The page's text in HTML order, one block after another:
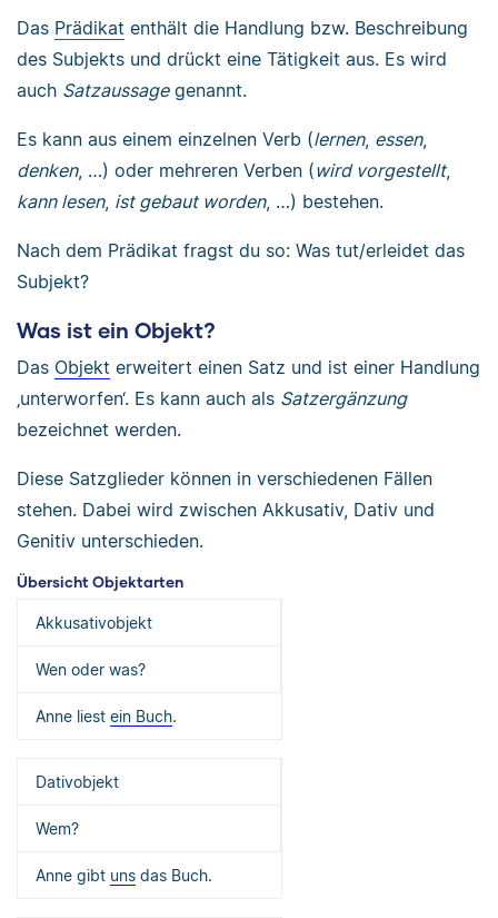
Das Prädikat enthält die Handlung bzw. Beschreibung
des Subjekts und drückt eine Tätigkeit aus. Es wird
auch Satzaussagegenannt.
Es kann aus einem einzelnen Verb (lernen, essen,
denken, …) oder mehreren Verben (wird vorgestellt,
kann lesen, ist gebaut worden, …) bestehen.
Nach dem Prädikat fragst du so: Was tut/erleidet das
Subjekt?
Was ist ein Objekt?
Das Objekt erweitert einen Satz und ist einer Handlung
‚unterworfen‘. Es kann auch als Satzergänzung
bezeichnet werden.
Diese Satzglieder können in verschiedenen Fällen
stehen. Dabei wird zwischen Akkusativ, Dativ und
Genitiv unterschieden.
Übersicht Objektarten
Akkusativobjekt
Wen oder was?
Anne liest ein Buch.
Dativobjekt
Wem?
Anne gibt uns das Buch.